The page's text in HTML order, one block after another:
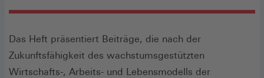
Das Heft präsentiert Beiträge, die nach der
Zukunftsfähigkeit des wachstumsgestützten
Wirtschafts-, Arbeits- und Lebensmodells der